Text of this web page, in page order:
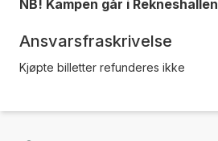
NB! Kampen går i Rekneshallen
Ansvarsfraskrivelse
Kjøpte billetter refunderes ikke